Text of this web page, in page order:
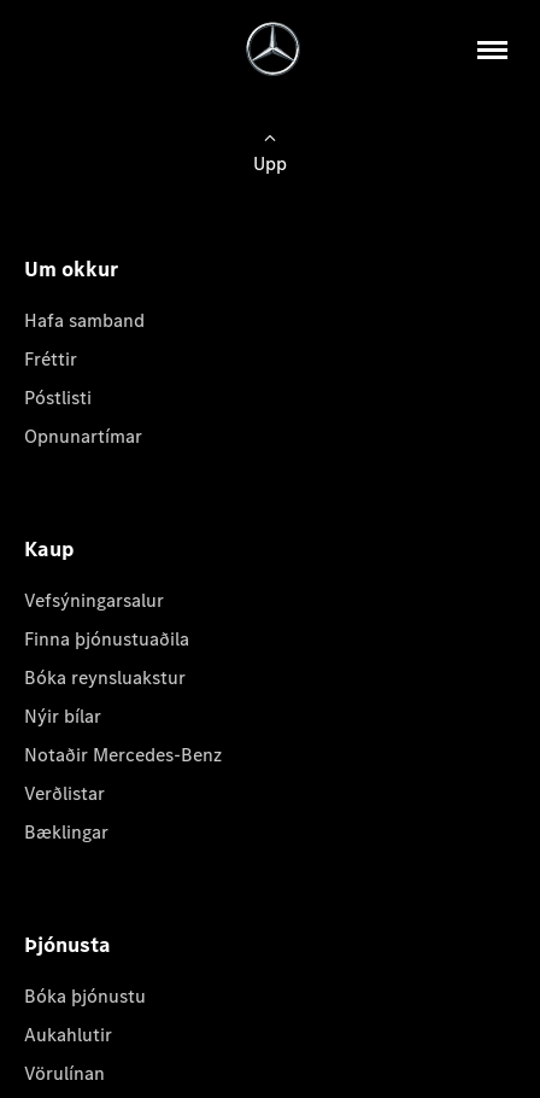
Upp
Um okkur
Hafa samband
Fréttir
Póstlisti
Opnunartímar
Kaup
Vefsýningarsalur
Finna þjónustuaðila
Bóka reynsluakstur
Nýir bílar
Notaðir Mercedes-Benz
Verðlistar
Bæklingar
Þjónusta
Bóka þjónustu
Aukahlutir
Vörulínan